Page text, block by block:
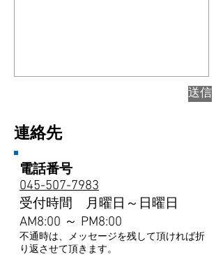
送信
連絡先
電話番号
045-507-7983
受付時間 月曜日～日曜日
AM8:00 ～ PM8:00
不通時は、メッセージを残して頂ければ折
り返させて頂きます。